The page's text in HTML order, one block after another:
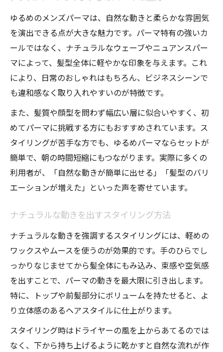
ゆるめのメンズパーマは、自然な動きと柔らかな雰囲気
を演出できる点が大きな魅力です。パーマ特有の強いカ
ールではなく、ナチュラルなウェーブやニュアンスパー
マによって、髪型全体に軽やかな印象を与えます。これ
により、日常のおしゃれはもちろん、ビジネスシーンで
も違和感なく取り入れやすいのが特徴です。
また、髪質や顔型を問わず幅広い層に似合いやすく、初
めてパーマに挑戦する方にもおすすめされています。ス
タイリングが苦手な方でも、ゆるめパーマならセットが
簡単で、朝の時間短縮にもつながります。実際に多くの
利用者が、「自然な動きが簡単に出せる」「髪型のバリ
エーションが増えた」といった声を寄せています。
ナチュラルな動きを出すスタイリング方法
ナチュラルな動きを強調するスタイリングには、軽めの
ワックスやムースを使うのが効果的です。手のひらでし
っかりなじませてから髪全体にもみ込み、束感や空気感
を出すことで、パーマの動きを最大限に引き出します。
特に、トップや前髪部分にボリュームを持たせると、よ
り立体感のあるヘアスタイルに仕上がります。
スタイリング時はドライヤーの風を上からあてるのでは
なく、下から持ち上げるように乾かすと自然な流れが作